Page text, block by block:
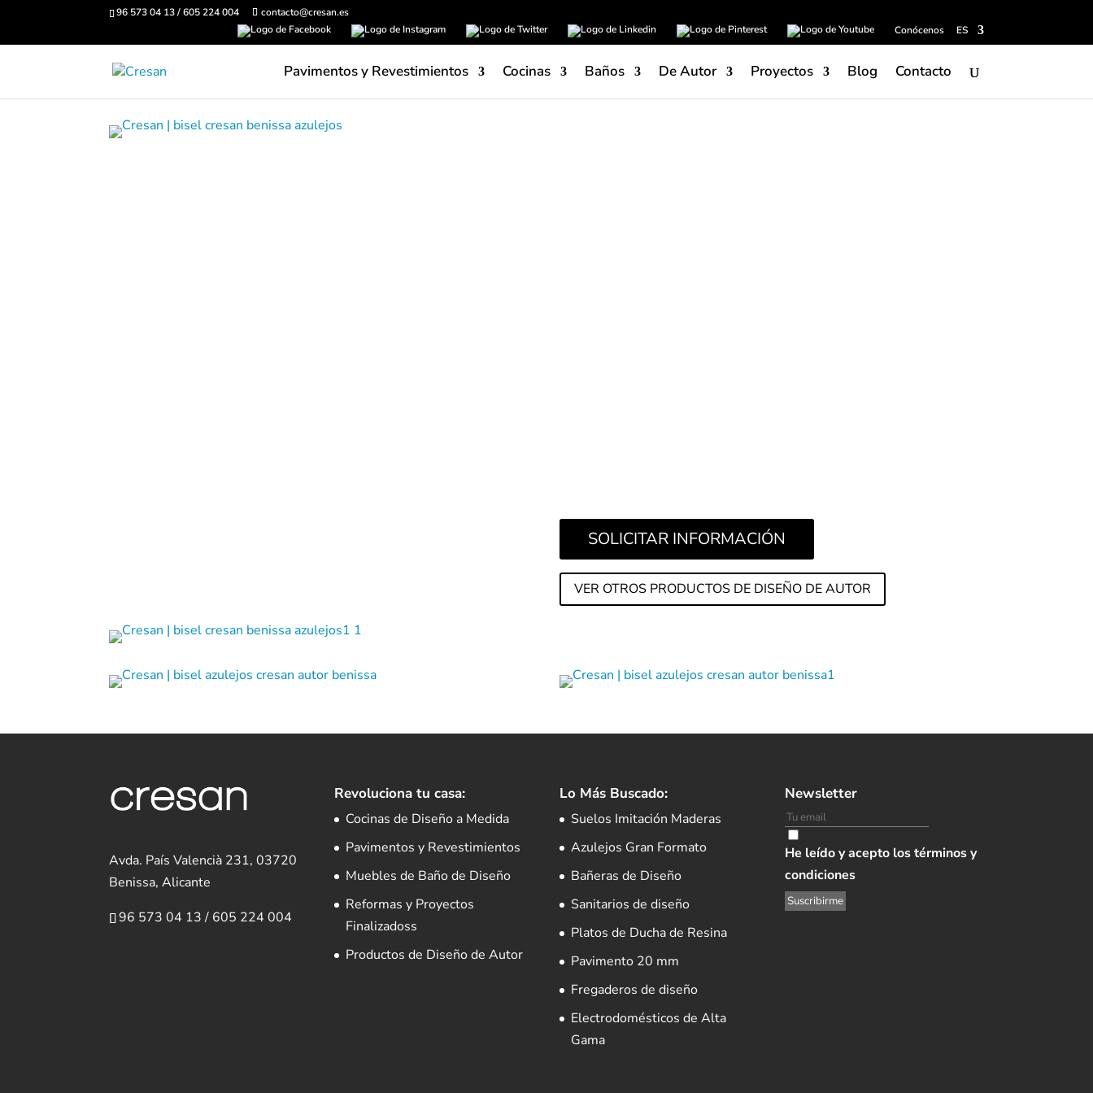
96 573 04 13 / 605 224 004
contacto@cresan.es
Conócenos
ES
Pavimentos y Revestimientos Cocinas Baños De Autor Proyectos Blog Contacto
SOLICITAR INFORMACIÓN
VER OTROS PRODUCTOS DE DISEÑO DE AUTOR
Avda. País Valencià 231, 03720
Benissa, Alicante
96 573 04 13/ 605 224 004
Revoluciona tu casa:
Cocinas de Diseño a Medida
Pavimentos y Revestimientos
Muebles de Baño de Diseño
Reformas y Proyectos
Finalizadoss
Productos de Diseño de Autor
Lo Más Buscado:
Suelos Imitación Maderas
Azulejos Gran Formato
Bañeras de Diseño
Sanitarios de diseño
Platos de Ducha de Resina
Pavimento 20 mm
Fregaderos de diseño
Electrodomésticos de Alta
Gama
Newsletter
He leído y acepto los términos y
condiciones